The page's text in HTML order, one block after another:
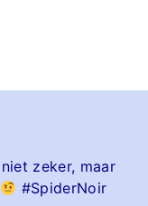
zeker, maar
#SpiderNoir